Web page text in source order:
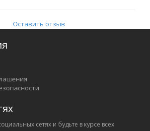
Оставить отзыв
сетях и будьте в курсе всех